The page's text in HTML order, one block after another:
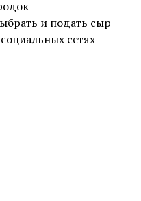
и подать сыр
сетях